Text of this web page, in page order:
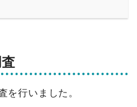
を行いました。